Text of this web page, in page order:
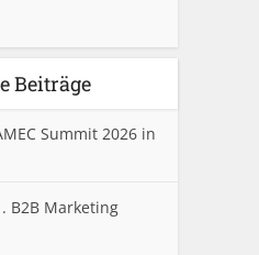
Beiträge
Summit 2026 in
B2B Marketing